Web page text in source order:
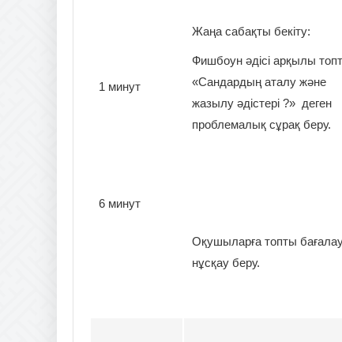
1 минут
6 минут
Жаңа сабақты бекіту:
Фишбоун әдісі арқылы
«Сандардың аталу және
жазылу әдістері ?» деген
проблемалық сұрақ беру.
Оқушыларға топты
нұсқау беру.